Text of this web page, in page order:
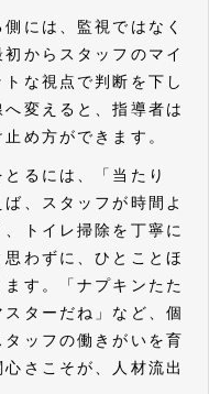
には、監視ではなく
からスタッフのマイ
な視点で判断を下し
変えると、指導者は
め方ができます。
るには、「当たり
、スタッフが時間よ
トイレ掃除を丁寧に
わずに、ひとことほ
す。「ナプキンたた
ターだね」など、個
ッフの働きがいを育
さこそが、人材流出